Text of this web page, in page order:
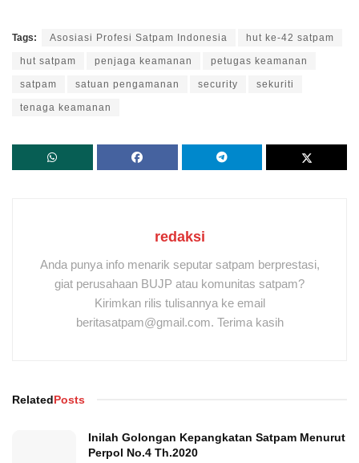
Tags: Asosiasi Profesi Satpam Indonesia hut ke-42 satpam
hut satpam penjaga keamanan petugas keamanan
satpam satuan pengamanan security sekuriti
tenaga keamanan
redaksi
Anda punya info menarik seputar satpam berprestasi,
giat perusahaan BUJP atau komunitas satpam?
Kirimkan rilis tulisannya ke email
beritasatpam@gmail.com. Terima kasih
RelatedPosts
Inilah Golongan Kepangkatan Satpam Menurut
Perpol No.4 Th.2020